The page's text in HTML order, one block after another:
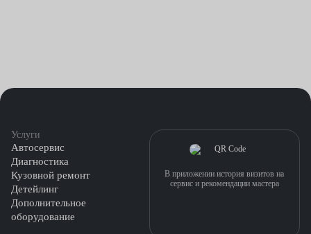
Услуги
Автосервис
Диагностика
Кузовной ремонт
Детейлинг
Дополнительное
оборудование
В приложении история визитов на
сервис и рекомендации мастера